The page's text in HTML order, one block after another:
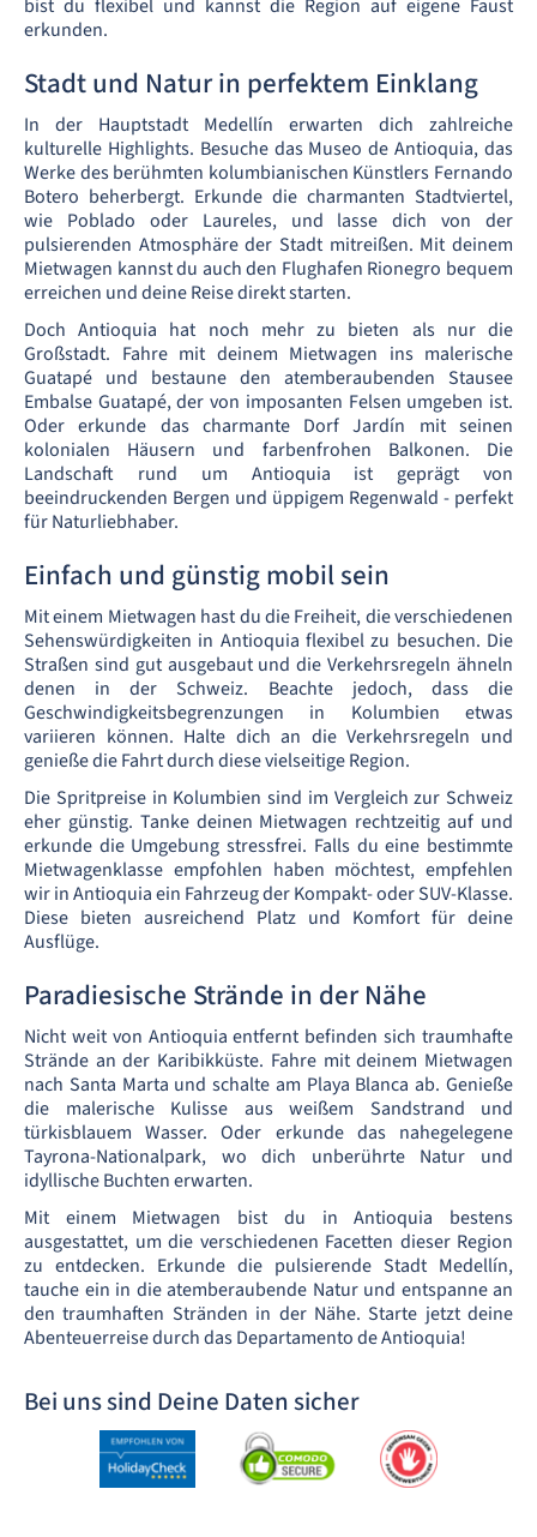
bist du flexibel und kannst die Region auf eigene Faust
erkunden.
Stadt und Natur in perfektem Einklang
In der Hauptstadt Medellín erwarten dich zahlreiche
kulturelle Highlights. Besuche das Museo de Antioquia, das
Werke des berühmten kolumbianischen Künstlers Fernando
Botero beherbergt. Erkunde die charmanten Stadtviertel,
wie Poblado oder Laureles, und lasse dich von der
pulsierenden Atmosphäre der Stadt mitreißen. Mit deinem
Mietwagen kannst du auch den Flughafen Rionegro bequem
erreichen und deine Reise direkt starten.
Doch Antioquia hat noch mehr zu bieten als nur die
Großstadt. Fahre mit deinem Mietwagen ins malerische
Guatapé und bestaune den atemberaubenden Stausee
Embalse Guatapé, der von imposanten Felsen umgeben ist.
Oder erkunde das charmante Dorf Jardín mit seinen
kolonialen Häusern und farbenfrohen Balkonen. Die
Landschaft rund um Antioquia ist geprägt von
beeindruckenden Bergen und üppigem Regenwald - perfekt
für Naturliebhaber.
Einfach und günstig mobil sein
Mit einem Mietwagen hast du die Freiheit, die verschiedenen
Sehenswürdigkeiten in Antioquia flexibel zu besuchen. Die
Straßen sind gut ausgebaut und die Verkehrsregeln ähneln
denen in der Schweiz. Beachte jedoch, dass die
Geschwindigkeitsbegrenzungen in Kolumbien etwas
variieren können. Halte dich an die Verkehrsregeln und
genieße die Fahrt durch diese vielseitige Region.
Die Spritpreise in Kolumbien sind im Vergleich zur Schweiz
eher günstig. Tanke deinen Mietwagen rechtzeitig auf und
erkunde die Umgebung stressfrei. Falls du eine bestimmte
Mietwagenklasse empfohlen haben möchtest, empfehlen
wir in Antioquia ein Fahrzeug der Kompakt- oder SUV-Klasse.
Diese bieten ausreichend Platz und Komfort für deine
Ausflüge.
Paradiesische Strände in der Nähe
Nicht weit von Antioquia entfernt befinden sich traumhafte
Strände an der Karibikküste. Fahre mit deinem Mietwagen
nach Santa Marta und schalte am Playa Blanca ab. Genieße
die malerische Kulisse aus weißem Sandstrand und
türkisblauem Wasser. Oder erkunde das nahegelegene
Tayrona-Nationalpark, wo dich unberührte Natur und
idyllische Buchten erwarten.
Mit einem Mietwagen bist du in Antioquia bestens
ausgestattet, um die verschiedenen Facetten dieser Region
zu entdecken. Erkunde die pulsierende Stadt Medellín,
tauche ein in die atemberaubende Natur und entspanne an
den traumhaften Stränden in der Nähe. Starte jetzt deine
Abenteuerreise durch das Departamento de Antioquia!
Bei uns sind Deine Daten sicher